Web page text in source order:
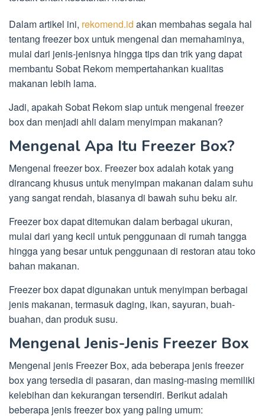
Dalam artikel ini, rekomend.id akan membahas segala hal
tentang freezer box untuk mengenal dan memahaminya,
mulai dari jenis-jenisnya hingga tips dan trik yang dapat
membantu Sobat Rekom mempertahankan kualitas
makanan lebih lama.
Jadi, apakah Sobat Rekom siap untuk mengenal freezer
box dan menjadi ahli dalam menyimpan makanan?
Mengenal Apa Itu Freezer Box?
Mengenal freezer box. Freezer box adalah kotak yang
dirancang khusus untuk menyimpan makanan dalam suhu
yang sangat rendah, biasanya di bawah suhu beku air.
Freezer box dapat ditemukan dalam berbagai ukuran,
mulai dari yang kecil untuk penggunaan di rumah tangga
hingga yang besar untuk penggunaan di restoran atau toko
bahan makanan.
Freezer box dapat digunakan untuk menyimpan berbagai
jenis makanan, termasuk daging, ikan, sayuran, buah-
buahan, dan produk susu.
Mengenal Jenis-Jenis Freezer Box
Mengenal jenis Freezer Box, ada beberapa jenis freezer
box yang tersedia di pasaran, dan masing-masing memiliki
kelebihan dan kekurangan tersendiri. Berikut adalah
beberapa jenis freezer box yang paling umum: